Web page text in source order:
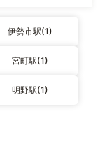
伊勢市駅(1)
宮町駅(1)
明野駅(1)